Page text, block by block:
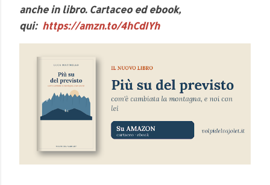
anche in libro. Cartaceo ed ebook,
qui: https://amzn.to/4hCdIYh